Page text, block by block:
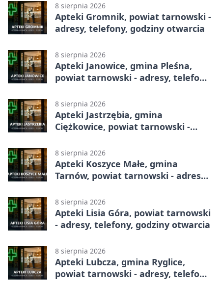
8 sierpnia 2026
Apteki Gromnik, powiat tarnowski -
adresy, telefony, godziny otwarcia
8 sierpnia 2026
Apteki Janowice, gmina Pleśna,
powiat tarnowski - adresy, telefony,
8 sierpnia 2026
Apteki Jastrzębia, gmina
Ciężkowice, powiat tarnowski -
8 sierpnia 2026
Apteki Koszyce Małe, gmina
Tarnów, powiat tarnowski - adresy,
8 sierpnia 2026
Apteki Lisia Góra, powiat tarnowski
- adresy, telefony, godziny otwarcia
8 sierpnia 2026
Apteki Lubcza, gmina Ryglice,
powiat tarnowski - adresy, telefony,